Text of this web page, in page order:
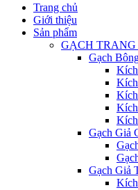
Trang chủ
Giới thiệu
Sản phẩm
GẠCH TRANG
Gạch
Gạch Giả
Gạch Giả